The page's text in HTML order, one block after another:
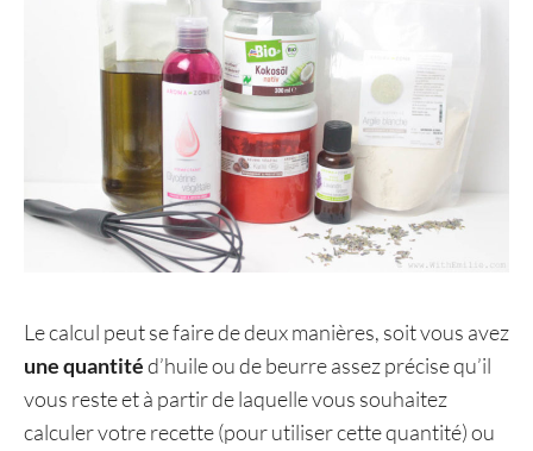
Le calcul peut se faire de deux manières, soit vous avez
une quantitéd’huile ou de beurre assez précise qu’il
vous reste et à partir de laquelle vous souhaitez
calculer votre recette (pour utiliser cette quantité) ou